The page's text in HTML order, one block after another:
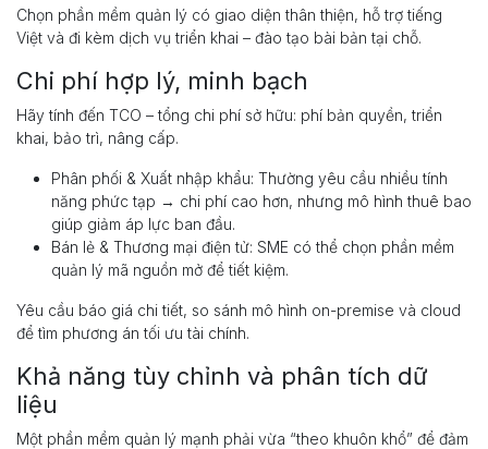
Chọn phần mềm quản lý có giao diện thân thiện, hỗ trợ tiếng
Việt và đi kèm dịch vụ triển khai – đào tạo bài bản tại chỗ.
Chi phí hợp lý, minh bạch
Hãy tính đến TCO – tổng chi phí sở hữu: phí bản quyền, triển
khai, bảo trì, nâng cấp.
Phân phối & Xuất nhập khẩu: Thường yêu cầu nhiều tính
năng phức tạp → chi phí cao hơn, nhưng mô hình thuê bao
giúp giảm áp lực ban đầu.
Bán lẻ & Thương mại điện tử: SME có thể chọn phần mềm
quản lý mã nguồn mở để tiết kiệm.
Yêu cầu báo giá chi tiết, so sánh mô hình on-premise và cloud
để tìm phương án tối ưu tài chính.
Khả năng tùy chỉnh và phân tích dữ
liệu
Một phần mềm quản lý mạnh phải vừa “theo khuôn khổ” để đảm